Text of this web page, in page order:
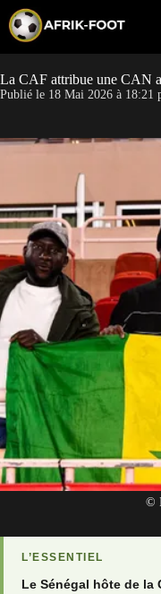
p
t
o
c
n
t
La CAF attribue une CAN
Publié le 18 Mai 2026 à 18:21
©
L’ESSENTIEL
Le Sénégal hôte de la